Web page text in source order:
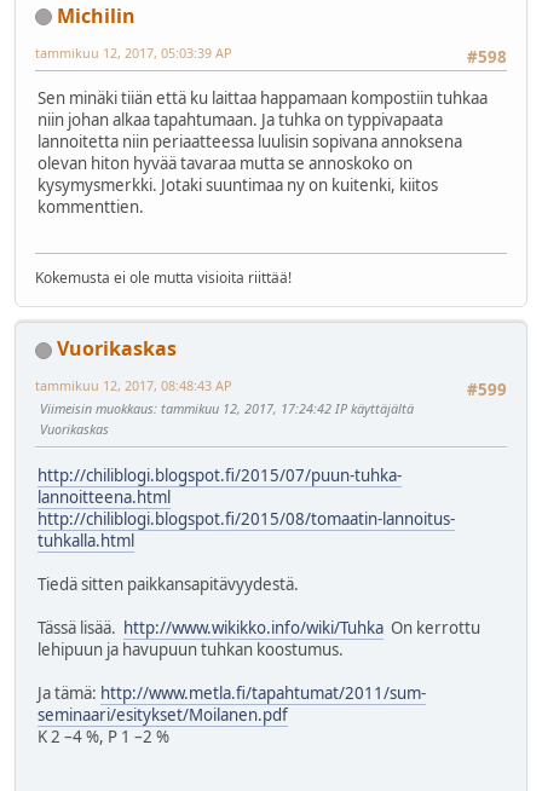
Michilin
#598
tammikuu 12, 2017, 05:03:39 AP
Sen minäki tiiän että ku laittaa happamaan kompostiin tuhkaa
niin johan alkaa tapahtumaan. Ja tuhka on typpivapaata
lannoitetta niin periaatteessa luulisin sopivana annoksena
olevan hiton hyvää tavaraa mutta se annoskoko on
kysymysmerkki. Jotaki suuntimaa ny on kuitenki, kiitos
kommenttien.
Kokemusta ei ole mutta visioita riittää!
Vuorikaskas
#599
tammikuu 12, 2017, 08:48:43 AP
Viimeisin muokkaus: tammikuu 12, 2017, 17:24:42 IP käyttäjältä
Vuorikaskas
http://chiliblogi.blogspot.fi/2015/07/puun-tuhka-
lannoitteena.html
http://chiliblogi.blogspot.fi/2015/08/tomaatin-lannoitus-
tuhkalla.html
Tiedä sitten paikkansapitävyydestä.
Tässä lisää. http://www.wikikko.info/wiki/Tuhka On kerrottu
lehipuun ja havupuun tuhkan koostumus.
Ja tämä: http://www.metla.fi/tapahtumat/2011/sum-
seminaari/esitykset/Moilanen.pdf
K 2 –4 %, P 1 –2 %